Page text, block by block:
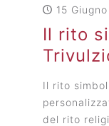
15
Il rito
Il rito
del rito